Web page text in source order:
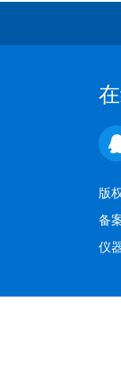
版
备
仪